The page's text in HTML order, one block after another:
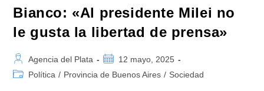
Bianco: «Al presidente Milei no
le gusta la libertad de prensa»
Autor
de
Agencia del Plata
Publicación
de
12 mayo, 2025
Categoría
Política / Provincia de Buenos Aires / Sociedad